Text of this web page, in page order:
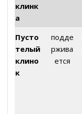
клинк
а
Пусто
телый
клино
к
подде
ржива
ется